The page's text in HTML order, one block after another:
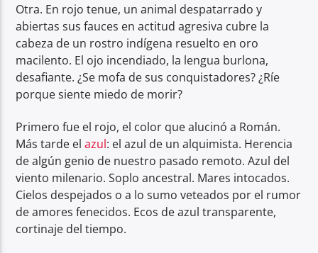
Otra. En rojo tenue, un animal despatarrado y
abiertas sus fauces en actitud agresiva cubre la
cabeza de un rostro indígena resuelto en oro
macilento. El ojo incendiado, la lengua burlona,
desafiante. ¿Se mofa de sus conquistadores? ¿Ríe
porque siente miedo de morir?
Primero fue el rojo, el color que alucinó a Román.
Más tarde elazul: el azul de un alquimista. Herencia
de algún genio de nuestro pasado remoto. Azul del
viento milenario. Soplo ancestral. Mares intocados.
Cielos despejados o a lo sumo veteados por el rumor
de amores fenecidos. Ecos de azul transparente,
cortinaje del tiempo.